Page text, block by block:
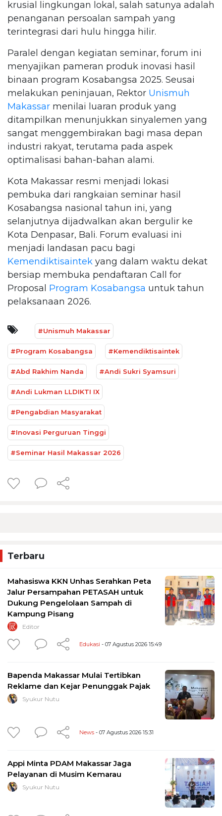
krusial lingkungan lokal, salah satunya adalah
penanganan persoalan sampah yang
terintegrasi dari hulu hingga hilir.
Paralel dengan kegiatan seminar, forum ini
menyajikan pameran produk inovasi hasil
binaan program Kosabangsa 2025. Seusai
melakukan peninjauan, Rektor Unismuh
Makassar menilai luaran produk yang
ditampilkan menunjukkan sinyalemen yang
sangat menggembirakan bagi masa depan
industri rakyat, terutama pada aspek
optimalisasi bahan-bahan alami.
Kota Makassar resmi menjadi lokasi
pembuka dari rangkaian seminar hasil
Kosabangsa nasional tahun ini, yang
selanjutnya dijadwalkan akan bergulir ke
Kota Denpasar, Bali. Forum evaluasi ini
menjadi landasan pacu bagi
Kemendiktisaintek yang dalam waktu dekat
bersiap membuka pendaftaran Call for
Proposal Program Kosabangsa untuk tahun
pelaksanaan 2026.
#Unismuh Makassar
#Program Kosabangsa #Kemendiktisaintek
#Abd Rakhim Nanda #Andi Sukri Syamsuri
#Andi Lukman LLDIKTI IX
#Pengabdian Masyarakat
#Inovasi Perguruan Tinggi
#Seminar Hasil Makassar 2026
Terbaru
Mahasiswa KKN Unhas Serahkan Peta
Jalur Persampahan PETASAH untuk
Dukung Pengelolaan Sampah di
Kampung Pisang
Editor
Edukasi - 07 Agustus 2026 15:49
Bapenda Makassar Mulai Tertibkan
Reklame dan Kejar Penunggak Pajak
Syukur Nutu
News - 07 Agustus 2026 15:31
Appi Minta PDAM Makassar Jaga
Pelayanan di Musim Kemarau
Syukur Nutu